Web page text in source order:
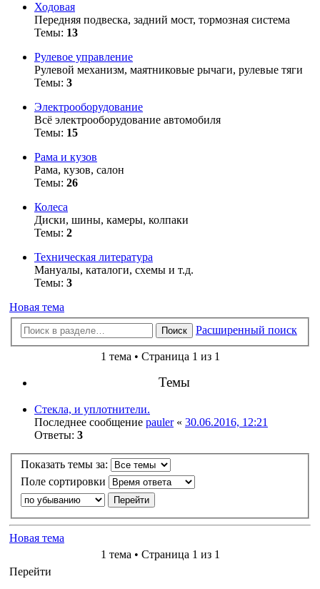
Ходовая
Передняя подвеска, задний мост, тормозная система
Темы: 13
Рулевое управление
Рулевой механизм, маятниковые рычаги, рулевые тяги
Темы: 3
Электрооборудование
Всё электрооборудование автомобиля
Темы: 15
Рама и кузов
Рама, кузов, салон
Темы: 26
Колеса
Диски, шины, камеры, колпаки
Темы: 2
Техническая литература
Мануалы, каталоги, схемы и т.д.
Темы: 3
Новая тема
Поиск Расширенный поиск
1 тема • Страница 1 из 1
Темы
Стекла, и уплотнители.
Последнее сообщение pauler« 30.06.2016, 12:21
Ответы: 3
Показать темы за:
Поле сортировки
Новая тема
1 тема • Страница 1 из 1
Перейти